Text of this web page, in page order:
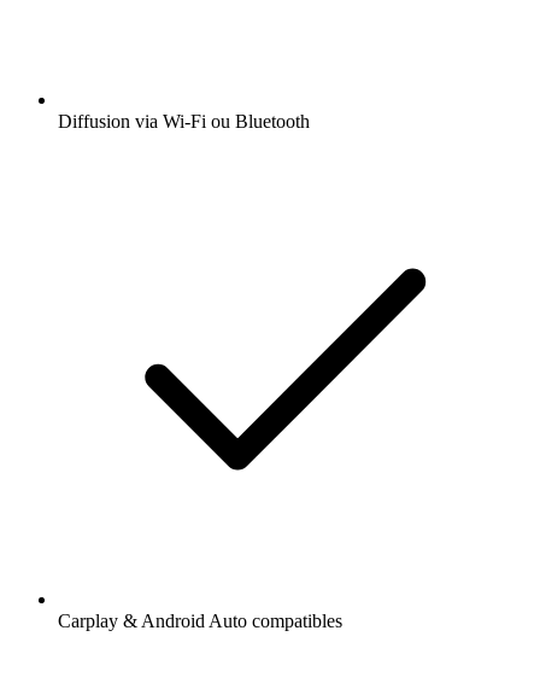
Diffusion via Wi-Fi ou Bluetooth
Carplay & Android Auto compatibles